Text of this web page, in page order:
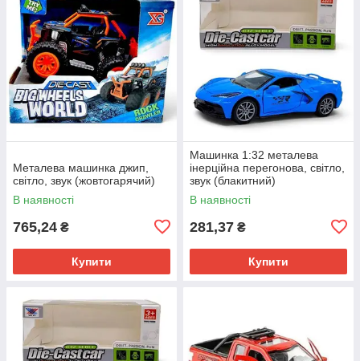
Металева машинка джип,
світло, звук (жовтогарячий)
В наявності
765,24 ₴
Купити
Машинка 1:32 металева
інерційна перегонова, світло,
звук (блакитний)
В наявності
281,37 ₴
Купити